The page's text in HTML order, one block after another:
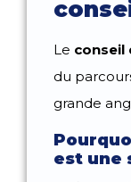
Le conseil
du
grande
est une